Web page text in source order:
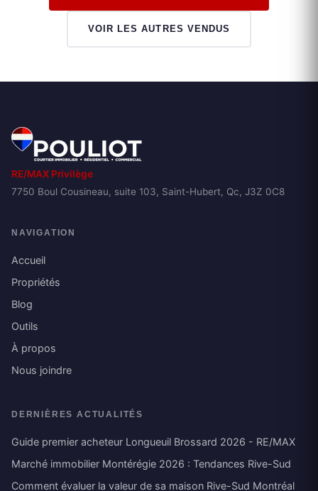
VOIR LES AUTRES VENDUS
RE/MAX Privilège
7750 Boul Cousineau, suite 103, Saint-Hubert, Qc, J3Z 0C8
NAVIGATION
Accueil
Propriétés
Blog
Outils
À propos
Nous joindre
DERNIÈRES ACTUALITÉS
Guide premier acheteur Longueuil Brossard 2026 - RE/MAX
Marché immobilier Montérégie 2026 : Tendances Rive-Sud
Comment évaluer la valeur de sa maison Rive-Sud Montréal